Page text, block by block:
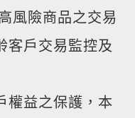
風險商品之交易
客戶交易監控及
權益之保護，本